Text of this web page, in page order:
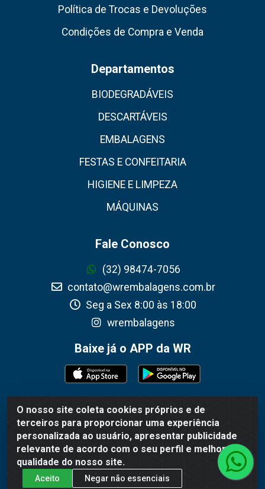
O nosso site coleta cookies próprios e de
terceiros para proporcionar uma experiência
personalizada ao usuário, apresentar publicidade
relevante de acordo com o seu perfil e melhorar a
qualidade do nosso site.
Aceito Negar não essenciais
Política de Trocas e Devoluções
Condições de Compra e Venda
Departamentos
BIODEGRADÁVEIS
DESCARTÁVEIS
EMBALAGENS
FESTAS E CONFEITARIA
HIGIENE E LIMPEZA
MÁQUINAS
Fale Conosco
(32) 98474-7056
contato@wrembalagens.com.br
Seg a Sex 8:00 às 18:00
wrembalagens
Baixe já o APP da WR
WR Embalagens - R. Cel. Teodoro Gomes de Araújo, 1360 -
Grogotó - Barbacena / MG - CEP 36202-628 - CNPJ
02.692.206/0001-55